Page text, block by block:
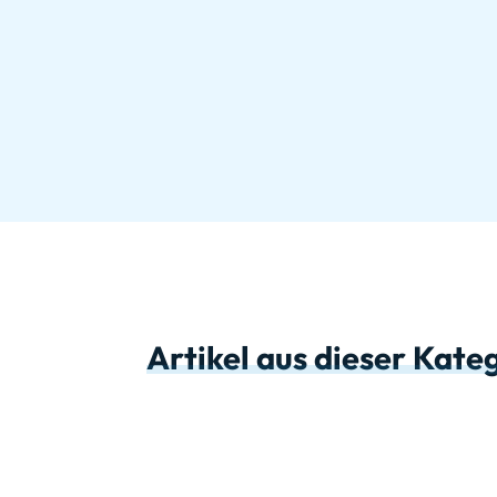
Artikel aus dieser